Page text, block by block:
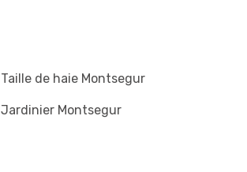
Taille de haie Montsegur
Jardinier Montsegur